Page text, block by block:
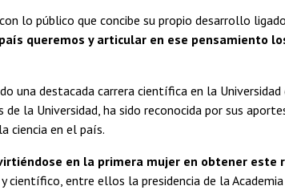
lo público que concibe su propio desarrollo
queremos y articular en ese pensamiento
una destacada carrera científica en la Universidad
la Universidad, ha sido reconocida por sus
ciencia en el país.
en la primera mujer en obtener este
entre ellos la presidencia de la Academia